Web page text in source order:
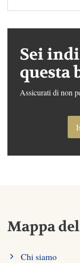
Sei
questa
Assicurati di non
Mappa
Chi siamo